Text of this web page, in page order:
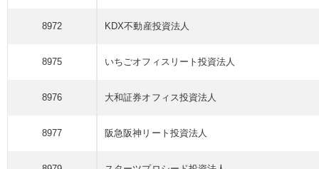
8972 KDX不動産投資法人
8975 いちごオフィスリート 投資法人
8976 大和証券オフィス投資法人
8977 阪急阪神リート 投資法人